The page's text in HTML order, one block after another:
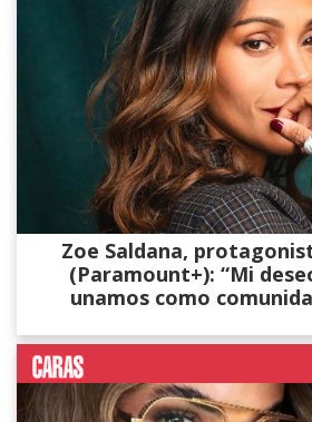
Zoe Saldana,
(Paramount+): “Mi
unamos como